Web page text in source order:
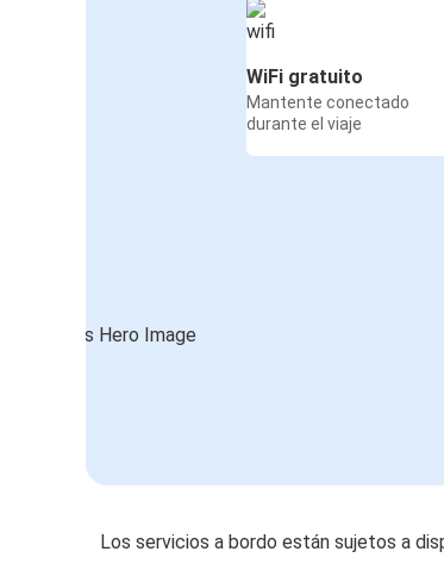
WiFi gratuito
Mantente conectado
durante el viaje
Los servicios a bordo están sujetos a